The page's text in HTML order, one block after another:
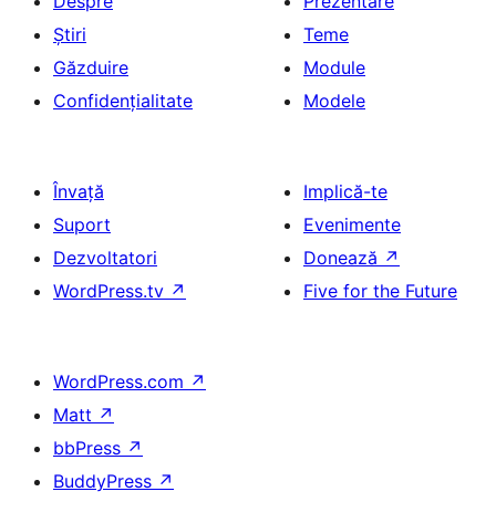
Știri
Găzduire
Confidențialitate
Teme
Module
Modele
Învață
Suport
Dezvoltatori
WordPress.tv ↗
Implică-te
Evenimente
Donează ↗
Five for the Future
WordPress.com ↗
Matt ↗
bbPress ↗
BuddyPress ↗